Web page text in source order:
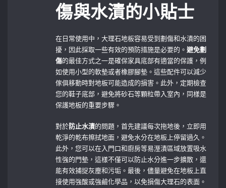
傷與水漬的小貼士
在日常使用中，大理石地板容易受到劃傷和水漬的困
擾，因此採取一些有效的預防措施是必要的。避免劃
傷的最佳方式之一是確保家具底部有適當的保護，例
如使用小型的軟墊或者橡膠腳墊。這些配件可以減少
傢俱移動時對地板可能造成的損害。此外，定期檢查
您的鞋子底部，避免將砂石等顆粒帶入室內，同樣是
保護地板的重要步驟。
對於防止水漬的問題，首先建議每次拖地後，立即用
乾淨的乾布擦拭地面，避免水分在地板上停留過久。
此外，您可以在入門口和廚房等易溼漬區域放置吸水
性強的門墊，這樣不僅可以防止水分進一步擴散，還
能有效捕捉灰塵和污垢。最後，儘量避免在地板上直
接使用強酸或強鹼化學品，以免損傷大理石的表面。